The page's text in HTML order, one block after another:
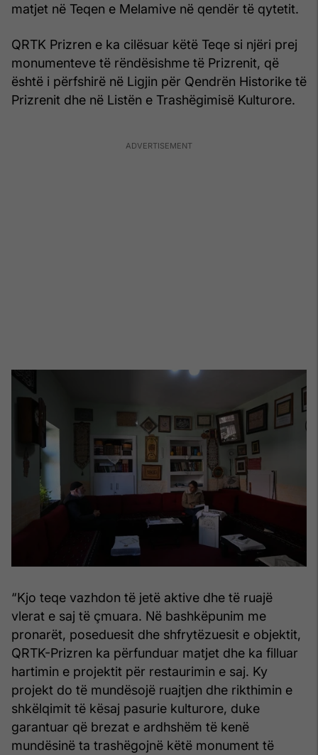
matjet në Teqen e Melamive në qendër të qytetit.
QRTK Prizren e ka cilësuar këtë Teqe si njëri prej
monumenteve të rëndësishme të Prizrenit, që
është i përfshirë në Ligjin për Qendrën Historike të
Prizrenit dhe në Listën e Trashëgimisë Kulturore.
“Kjo teqe vazhdon të jetë aktive dhe të ruajë
vlerat e saj të çmuara. Në bashkëpunim me
pronarët, poseduesit dhe shfrytëzuesit e objektit,
QRTK-Prizren ka përfunduar matjet dhe ka filluar
hartimin e projektit për restaurimin e saj. Ky
projekt do të mundësojë ruajtjen dhe rikthimin e
shkëlqimit të kësaj pasurie kulturore, duke
garantuar që brezat e ardhshëm të kenë
mundësinë ta trashëgojnë këtë monument të